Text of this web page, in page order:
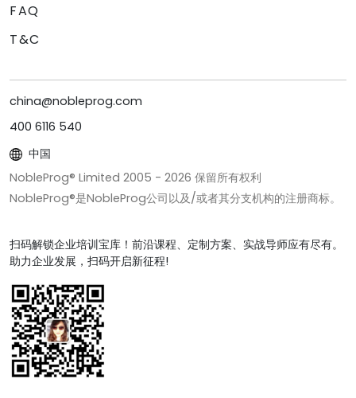
FAQ
T&C
china@nobleprog.com
400 6116 540
中国
NobleProg® Limited 2005 - 2026 保留所有权利
NobleProg®是NobleProg公司以及/或者其分支机构的注册商标。
扫码解锁企业培训宝库！前沿课程、定制方案、实战导师应有尽有。
助力企业发展，扫码开启新征程!